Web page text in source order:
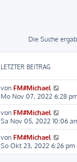
Die Suche
LETZTER BEITRAG
von FM#Michael
Mo Nov 07, 2022 6:28
von FM#Michael
Sa Nov 05, 2022 10:06
von FM#Michael
So Okt 23, 2022 6:26 pm